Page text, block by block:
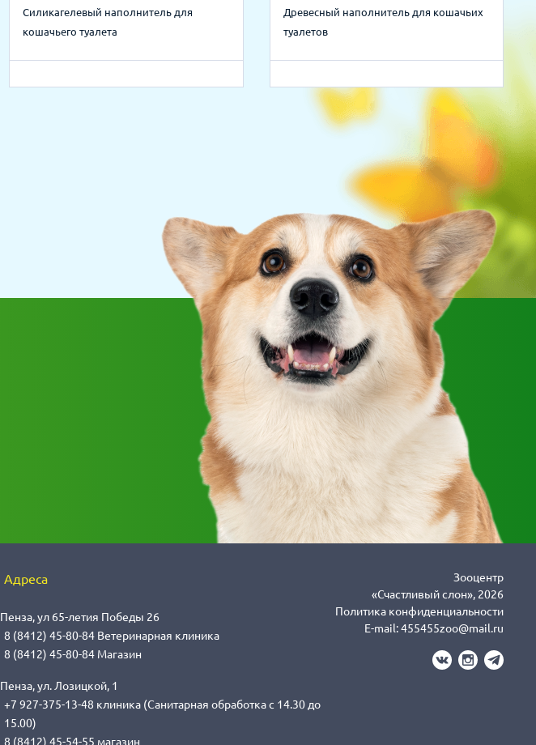
Силикагелевый наполнитель для
кошачьего туалета
Древесный наполнитель для кошачьих
туалетов
Адреса
Пенза, ул 65-летия Победы 26
8 (8412) 45-80-84 Ветеринарная клиника
8 (8412) 45-80-84 Магазин
Пенза, ул. Лозицкой, 1
+7 927-375-13-48 клиника (Санитарная обработка с 14.30 до
15.00)
8 (8412) 45-54-55 магазин
Зооцентр
«Счастливый слон», 2026
Политика конфиденциальности
E-mail:455455zoo@mail.ru